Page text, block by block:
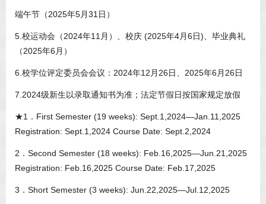
端午节（2025年5月31日）
5.校运动会（2024年11月）、校庆 (2025年4月6日)、毕业典礼
（2025年6月）
6.校学位评定委员会会议：2024年12月26日、2025年6月26日
7.2024级新生以录取通知书为准；法定节假日按国家规定放假
★1．First Semester (19 weeks): Sept.1,2024—Jan.11,2025
Registration: Sept.1,2024 Course Date: Sept.2,2024
2．Second Semester (18 weeks): Feb.16,2025—Jun.21,2025
Registration: Feb.16,2025 Course Date: Feb.17,2025
3．Short Semester (3 weeks): Jun.22,2025—Jul.12,2025